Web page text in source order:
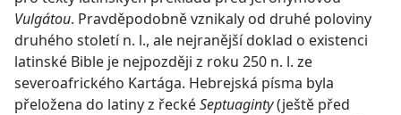
Vulgátou. Pravděpodobně vznikaly od druhé poloviny
druhého století n. l., ale nejranější doklad o existenci
latinské Bible je nejpozději z roku 250 n. l. ze
severoafrického Kartága. Hebrejská písma byla
přeložena do latiny z řeckéSeptuaginty(ještě před